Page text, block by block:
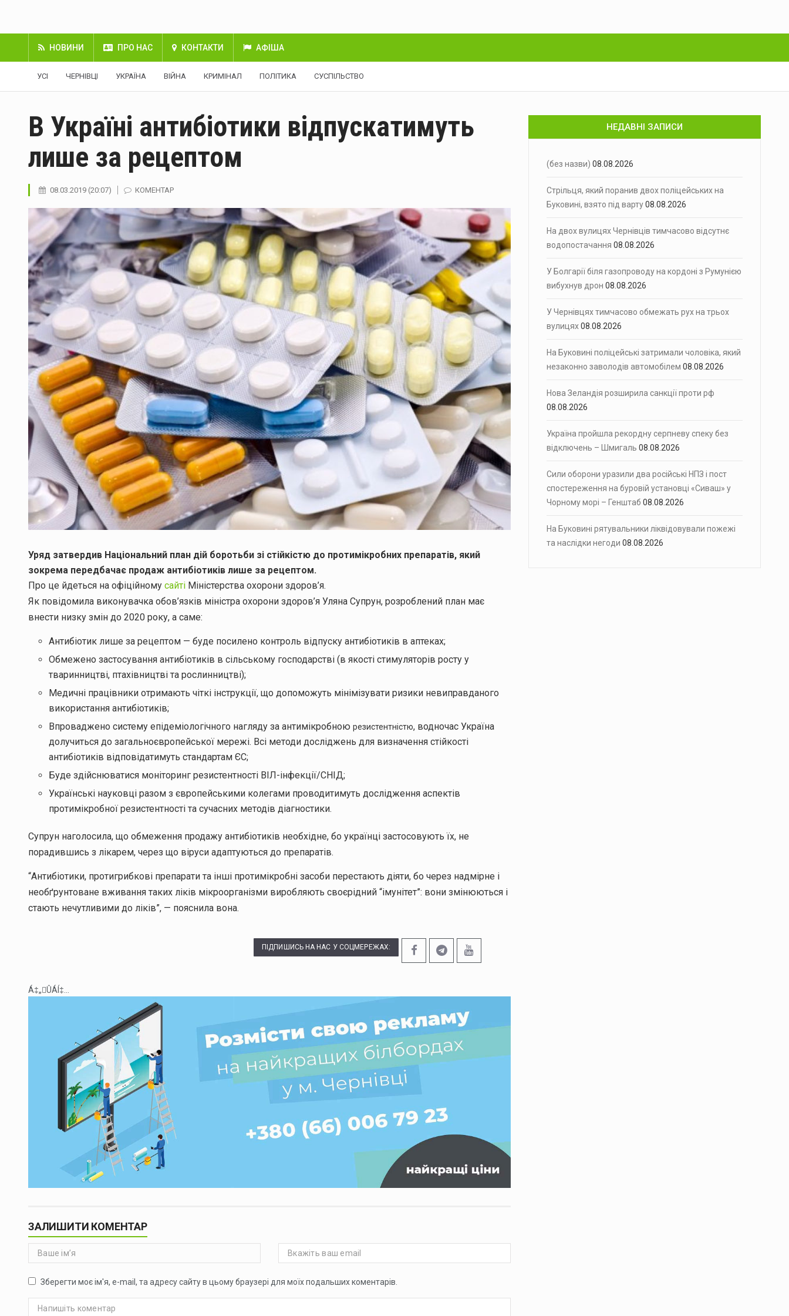
НОВИНИ ПРО НАС КОНТАКТИ АФІША
УСІ ЧЕРНІВЦІ УКРАЇНА ВІЙНА КРИМІНАЛ ПОЛІТИКА СУСПІЛЬСТВО
В Україні антибіотики відпускатимуть
лише за рецептом
08.03.2019 (20:07) КОМЕНТАР
Уряд затвердив Національний план дій боротьби зі стійкістю до протимікробних препаратів, який
зокрема передбачає продаж антибіотиків лише за рецептом.
Про це йдеться на офіційному сайті Міністерства охорони здоров’я.
Як повідомила виконувачка обов’язків міністра охорони здоров’я Уляна Супрун, розроблений план має
внести низку змін до 2020 року, а саме:
Антибіотик лише за рецептом — буде посилено контроль відпуску антибіотиків в аптеках;
Обмежено застосування антибіотиків в сільському господарстві (в якості стимуляторів росту у
тваринництві, птахівництві та рослинництві);
Медичні працівники отримають чіткі інструкції, що допоможуть мінімізувати ризики невиправданого
використання антибіотиків;
Впроваджено систему епідеміологічного нагляду за антимікробною резистентністю, водночас Україна
долучиться до загальноєвропейської мережі. Всі методи досліджень для визначення стійкості
антибіотиків відповідатимуть стандартам ЄС;
Буде здійснюватися моніторинг резистентності ВІЛ-інфекції/СНІД;
Українські науковці разом з європейськими колегами проводитимуть дослідження аспектів
протимікробної резистентності та сучасних методів діагностики.
Супрун наголосила, що обмеження продажу антибіотиків необхідне, бо українці застосовують їх, не
порадившись з лікарем, через що віруси адаптуються до препаратів.
“Антибіотики, протигрибкові препарати та інші протимікробні засоби перестають діяти, бо через надмірне і
необґрунтоване вживання таких ліків мікроорганізми виробляють своєрідний “імунітет”: вони змінюються і
стають нечутливими до ліків”, — пояснила вона.
ПІДПИШИСЬ НА НАС У СОЦМЕРЕЖАХ:
Á‡„ÛÁÍ‡...
ЗАЛИШИТИ КОМЕНТАР
Зберегти моє ім'я, e-mail, та адресу сайту в цьому браузері для моїх подальших коментарів.
НЕДАВНІ ЗАПИСИ
(без назви) 08.08.2026
Стрільця, який поранив двох поліцейських на
Буковині, взято під варту08.08.2026
На двох вулицях Чернівців тимчасово відсутнє
водопостачання 08.08.2026
У Болгарії біля газопроводу на кордоні з Румунією
вибухнув дрон 08.08.2026
У Чернівцях тимчасово обмежать рух на трьох
вулицях08.08.2026
На Буковині поліцейські затримали чоловіка, який
незаконно заволодів автомобілем 08.08.2026
Нова Зеландія розширила санкції проти рф
08.08.2026
Україна пройшла рекордну серпневу спеку без
відключень – Шмигаль 08.08.2026
Сили оборони уразили два російські НПЗ і пост
спостереження на буровій установці «Сиваш» у
Чорному морі – Генштаб 08.08.2026
На Буковині рятувальники ліквідовували пожежі
та наслідки негоди 08.08.2026